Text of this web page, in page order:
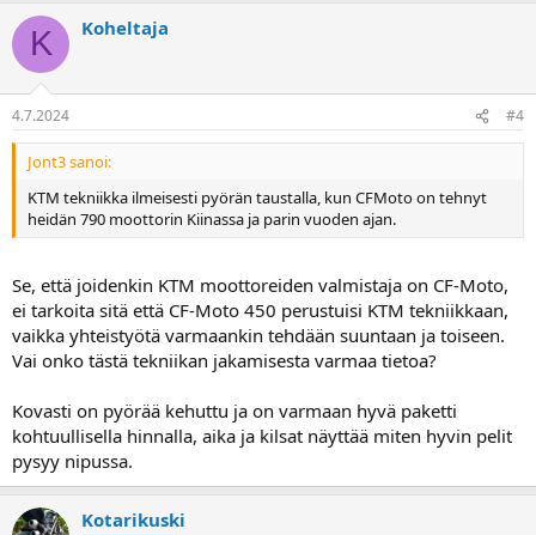
K Koheltaja
4.7.2024 #4
Jont3 sanoi:
KTM tekniikka ilmeisesti pyörän taustalla, kun CFMoto on tehnyt
heidän 790 moottorin Kiinassa ja parin vuoden ajan.
Se, että joidenkin KTM moottoreiden valmistaja on CF-Moto,
ei tarkoita sitä että CF-Moto 450 perustuisi KTM tekniikkaan,
vaikka yhteistyötä varmaankin tehdään suuntaan ja toiseen.
Vai onko tästä tekniikan jakamisesta varmaa tietoa?
Kovasti on pyörää kehuttu ja on varmaan hyvä paketti
kohtuullisella hinnalla, aika ja kilsat näyttää miten hyvin pelit
pysyy nipussa.
Kotarikuski